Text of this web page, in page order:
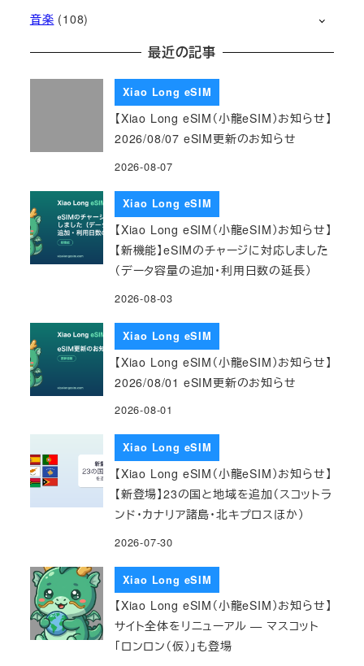
音楽 (108)
最近の記事
Xiao Long eSIM
【Xiao Long eSIM（小龍eSIM）お知らせ】
2026/08/07 eSIM更新のお知らせ
2026-08-07
Xiao Long eSIM
【Xiao Long eSIM（小龍eSIM）お知らせ】
【新機能】eSIMのチャージに対応しました
（データ容量の追加・利用日数の延長）
2026-08-03
Xiao Long eSIM
【Xiao Long eSIM（小龍eSIM）お知らせ】
2026/08/01 eSIM更新のお知らせ
2026-08-01
Xiao Long eSIM
【Xiao Long eSIM（小龍eSIM）お知らせ】
【新登場】23の国と地域を追加（スコットラ
ンド・カナリア諸島・北キプロスほか）
2026-07-30
Xiao Long eSIM
【Xiao Long eSIM（小龍eSIM）お知らせ】
サイト全体をリニューアル — マスコット
「ロンロン（仮）」も登場